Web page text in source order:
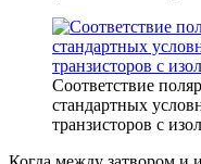
Соответствие
стандартных
транзисторов с